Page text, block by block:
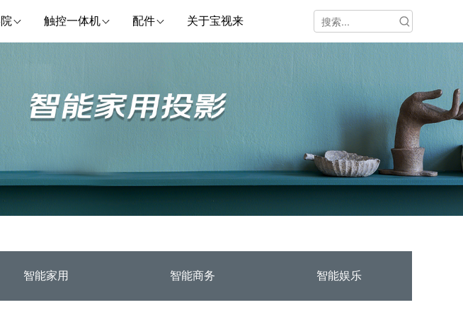
触控一体机 配件 关于宝视来
智能家用 智能商务 智能娱乐